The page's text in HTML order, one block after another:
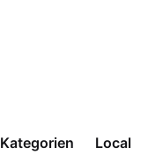
Kategorien Local